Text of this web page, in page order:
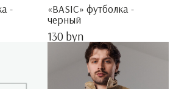
-
«BASIC» футболка -
черный
130 byn